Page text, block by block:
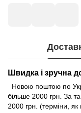
Швидка і зручна
Новою поштою по
більше 2000 грн. За
2000 грн. (терміни,